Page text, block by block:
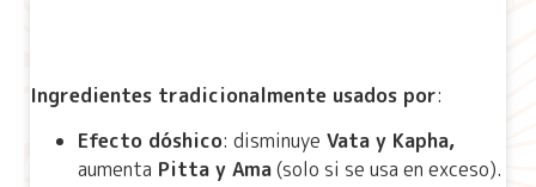
Ingredientes tradicionalmente usados por:
Efecto dóshico: disminuye Vata y Kapha,
aumenta Pitta y Ama(solo si se usa en exceso).